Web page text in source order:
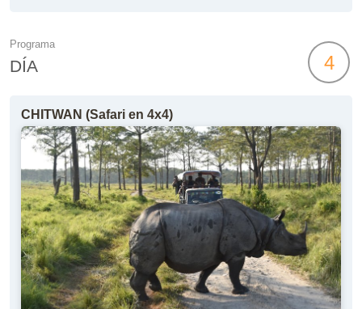
Programa
DÍA 4
CHITWAN (Safari en 4x4)